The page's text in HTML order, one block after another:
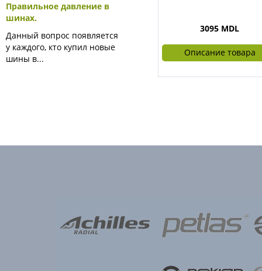
Правильное давление в
шинах.
Данный вопрос появляется
у каждого, кто купил новые
шины в...
3095 MDL
Описание товара